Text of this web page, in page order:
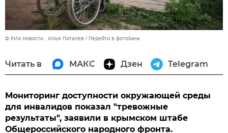
© РИА Новости . Илья Питалев Перейти в фотобанк
Читать в МАКС Дзен Telegram
Мониторинг доступности окружающей среды
для инвалидов показал "тревожные
результаты", заявили в крымском штабе
Общероссийского народного фронта.